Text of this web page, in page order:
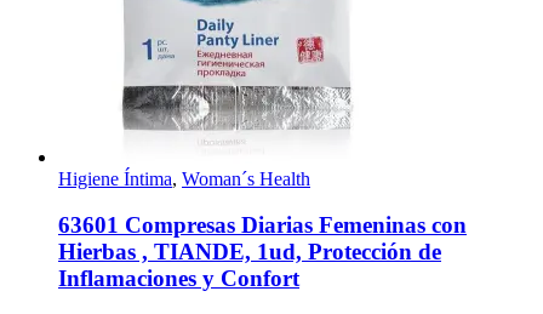
Higiene Íntima, Woman´s Health
63601 Compresas Diarias Femeninas con
Hierbas , TIANDE, 1ud, Protección de
Inflamaciones y Confort